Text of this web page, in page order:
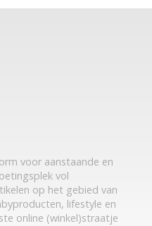
voor aanstaande en
vol
op het gebied van
lifestyle en
online (winkel)straatje